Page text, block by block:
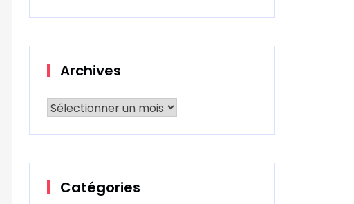
Archives
Catégories